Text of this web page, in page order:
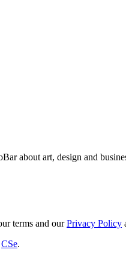
about art, design and
terms and ourPrivacy Policy
CSe.